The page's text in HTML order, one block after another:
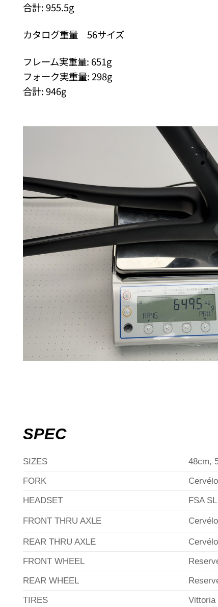
合計: 955.5g
カタログ重量 56サイズ
フレーム実重量: 651g
フォーク実重量: 298g
合計: 946g
SPEC
SIZES
48cm,
FORK
HEADSET
FSA
FRONT THRU AXLE
REAR THRU AXLE
FRONT WHEEL
REAR WHEEL
TIRES
Vittoria